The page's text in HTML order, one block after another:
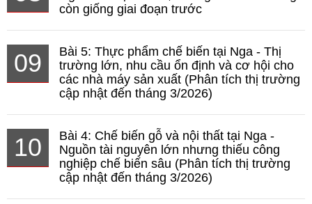
còn giống giai đoạn trước
09
Bài 5: Thực phẩm chế biến tại Nga - Thị
trường lớn, nhu cầu ổn định và cơ hội cho
các nhà máy sản xuất (Phân tích thị trường
cập nhật đến tháng 3/2026)
10
Bài 4: Chế biến gỗ và nội thất tại Nga -
Nguồn tài nguyên lớn nhưng thiếu công
nghiệp chế biến sâu (Phân tích thị trường
cập nhật đến tháng 3/2026)